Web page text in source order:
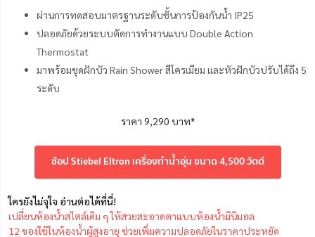
ผ่านการทดสอบมาตรฐานระดับชั้นการป้องกันน้ำ IP25
ปลอดภัยด้วยระบบตัดการทำงานแบบ Double Action
Thermostat
มาพร้อมชุดฝักบัว Rain Shower สีโครเมียม และหัวฝักบัวปรับได้ถึง 5
ระดับ
ราคา 9,290 บาท*
ช้อป Stiebel Eltron เครื่องทำน้ำอุ่น ขนาด 4,500 วัตต์
ใครยังไม่จุใจ อ่านต่อได้ที่นี่!
เปลี่ยนห้องน้ำสไตล์เดิม ๆ ให้สวยสะอาดตาแบบห้องน้ำมินิมอล
12 ของใช้ในห้องน้ำผู้สูงอายุ ช่วยเพิ่มความปลอดภัยในราคาประหยัด